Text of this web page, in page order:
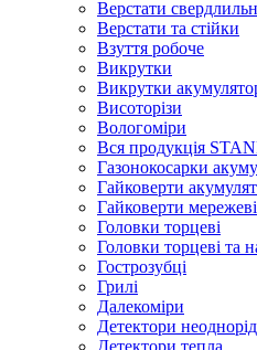
Верстати
Верстати та стійки
Взуття робоче
Викрутки
Викрутки
Висоторізи
Вологоміри
Вся продукція
Газонокосарки
Гайковерти
Гайковерти мережеві
Головки торцеві
Головки торцеві та
Гострозубці
Грилі
Далекоміри
Детектори
Детектори тепла